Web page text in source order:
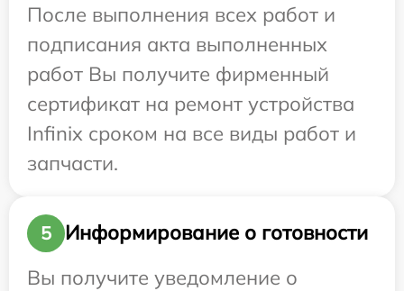
После выполнения всех работ и
подписания акта выполненных
работ Вы получите фирменный
сертификат на ремонт устройства
Infinix сроком на все виды работ и
запчасти.
5
Информирование о готовности
Вы получите уведомление о